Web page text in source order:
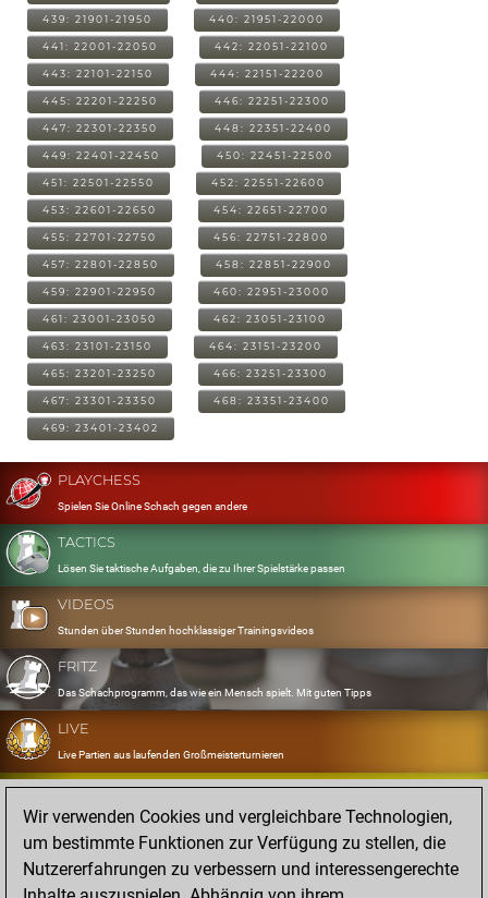
439: 21901-21950 440: 21951-22000
441: 22001-22050 442: 22051-22100
443: 22101-22150 444: 22151-22200
445: 22201-22250 446: 22251-22300
447: 22301-22350 448: 22351-22400
449: 22401-22450 450: 22451-22500
451: 22501-22550 452: 22551-22600
453: 22601-22650 454: 22651-22700
455: 22701-22750 456: 22751-22800
457: 22801-22850 458: 22851-22900
459: 22901-22950 460: 22951-23000
461: 23001-23050 462: 23051-23100
463: 23101-23150 464: 23151-23200
465: 23201-23250 466: 23251-23300
467: 23301-23350 468: 23351-23400
469: 23401-23402
PLAYCHESS
Spielen Sie Online Schach gegen andere
TACTICS
Lösen Sie taktische Aufgaben, die zu Ihrer Spielstärke passen
VIDEOS
Stunden über Stunden hochklassiger Trainingsvideos
FRITZ
Das Schachprogramm, das wie ein Mensch spielt. Mit guten Tipps
LIVE
Live Partien aus laufenden Großmeisterturnieren
OPENINGS
Erfassen und Üben Sie Ihr Eröffnungsrepertoire
DATABASE
Acht Millionen starke Partien
Wir verwenden Cookies und vergleichbare Technologien,
um bestimmte Funktionen zur Verfügung zu stellen, die
Nutzererfahrungen zu verbessern und interessengerechte